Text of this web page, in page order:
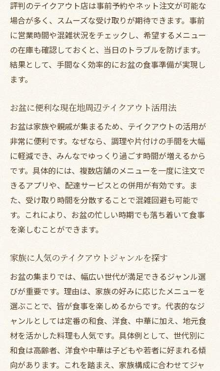
評判のテイクアウト店は事前予約やネット注文が可能な
場合が多く、スムーズな受け取りが期待できます。事前
に営業時間や混雑状況をチェックし、希望するメニュー
の在庫も確認しておくと、当日のトラブルを防げます。
結果として、手間なく効率的にお盆の食事準備が実現し
ます。
お盆に便利な現在地周辺テイクアウト活用法
お盆は家族や親戚が集まるため、テイクアウトの活用が
非常に便利です。なぜなら、調理や片付けの手間を大幅
に軽減でき、みんなでゆっくり過ごす時間が増えるから
です。具体的には、複数店舗のメニューを一度に注文で
きるアプリや、配達サービスとの併用が有効です。ま
た、受け取り時間を分散することで混雑回避も可能で
す。これにより、お盆の忙しい時期でも落ち着いて食事
を楽しむことができます。
家族に人気のテイクアウトジャンルを探す
お盆の集まりでは、幅広い世代が満足できるジャンル選
びが重要です。理由は、家族の好みに応じたメニューを
選ぶことで、皆が食事を楽しめるからです。代表的なジ
ャンルとしては定番の和食、洋食、中華に加え、地元食
材を活かした料理も人気です。具体例として、世代別に
和食は高齢者、洋食や中華は子どもや若者に好まれる傾
向があります。これを踏まえ、家族構成に合わせてジャ